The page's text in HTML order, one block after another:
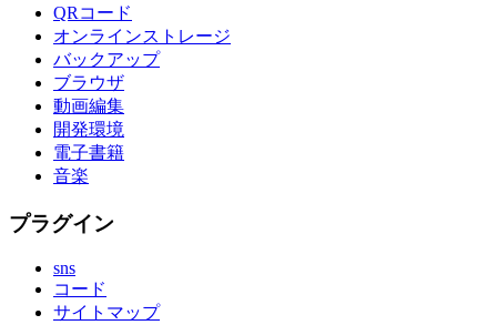
QRコード
オンラインストレージ
バックアップ
ブラウザ
動画編集
開発環境
電子書籍
音楽
プラグイン
sns
コード
サイトマップ